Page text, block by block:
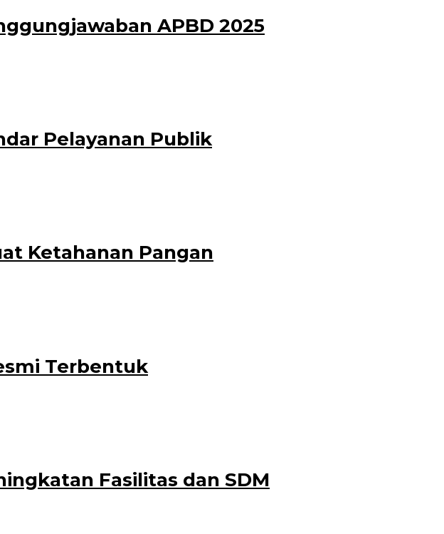
APBD 2025
Pelayanan Publik
Ketahanan Pangan
Terbentuk
Fasilitas dan SDM